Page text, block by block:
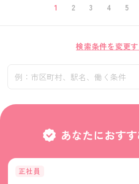
1 2 3 4 5
検索条件を変更す
あなたにおす
正社員